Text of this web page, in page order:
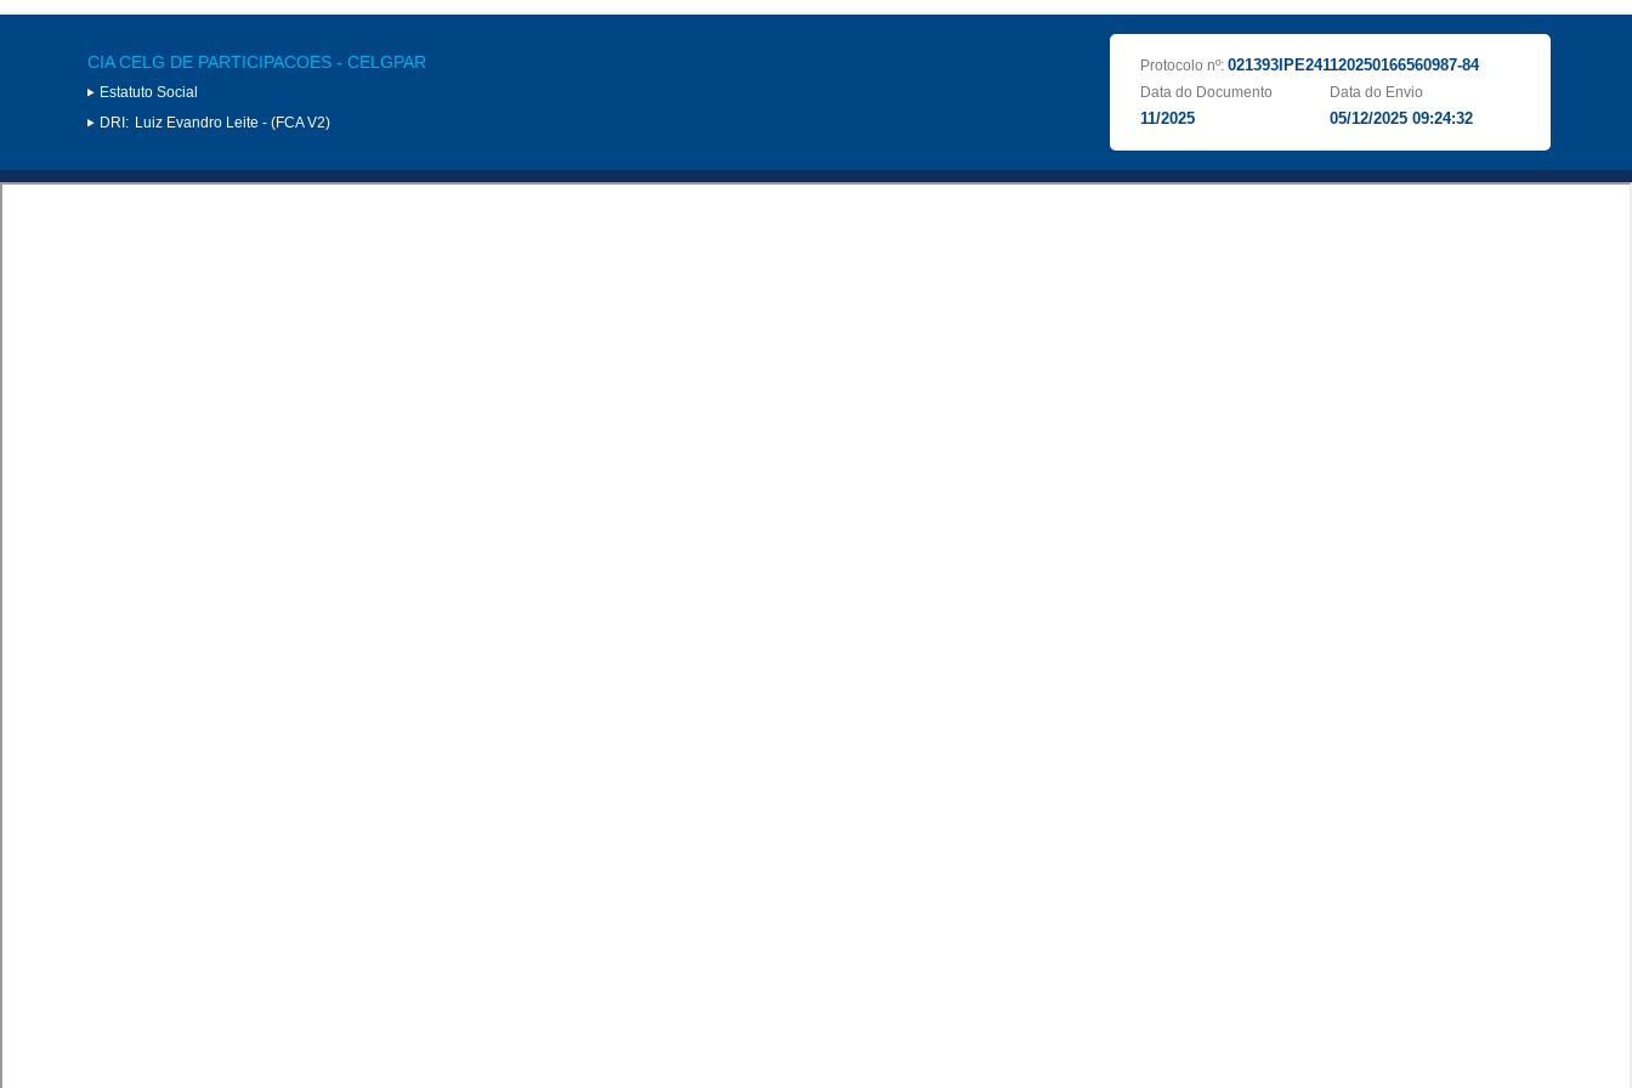
CIA CELG DE PARTICIPACOES - CELGPAR
Estatuto Social
DRI: Luiz Evandro Leite - (FCA V2)
Protocolo nº: 021393IPE241120250166560987-84
Data do Documento
11/2025
Data do Envio
05/12/2025 09:24:32